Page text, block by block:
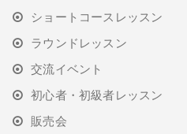
ショートコースレッスン
ラウンドレッスン
交流イベント
初心者・初級者レッスン
販売会